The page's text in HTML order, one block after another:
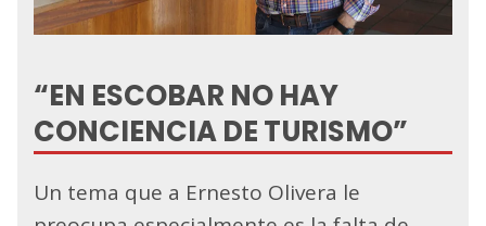
“EN ESCOBAR NO HAY
CONCIENCIA DE TURISMO”
Un tema que a Ernesto Olivera le